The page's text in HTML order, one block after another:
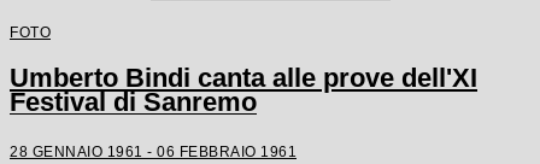
FOTO
Umberto Bindi canta alle prove dell'XI
Festival di Sanremo
28 GENNAIO 1961 - 06 FEBBRAIO 1961